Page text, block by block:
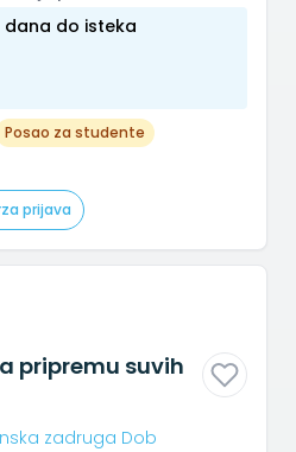
rada:...
dana do isteka
Posao za studente
prijava
pripremu suvih
zadruga Dob